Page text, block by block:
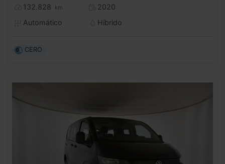
132.828 km
2020
Automático
Híbrido
CERO